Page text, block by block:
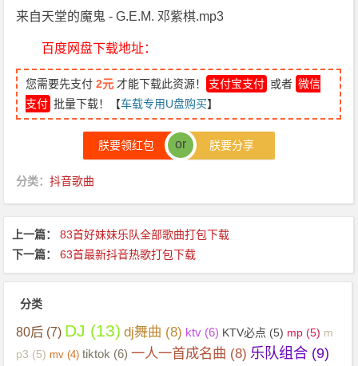
来自天堂的魔鬼 - G.E.M. 邓紫棋.mp3
百度网盘下载地址：
您需要先支付2元 才能下载此资源！ 支付宝支付 或者 微信
支付 批量下载！【车载专用U盘购买】
朕要领红包 or 朕要分享
分类：抖音歌曲
上一篇：
83首好妹妹乐队全部歌曲打包下载
下一篇：
63首最新抖音热歌打包下载
分类
80后 (7) DJ (13) dj舞曲 (8) ktv (6) KTV必点 (5) mp (5) m
p3 (5) mv (4) tiktok (6) 一人一首成名曲 (8) 乐队组合 (9)